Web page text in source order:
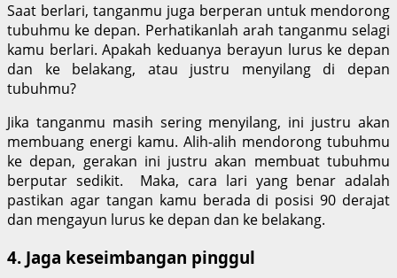
Saat berlari, tanganmu juga berperan untuk mendorong
tubuhmu ke depan. Perhatikanlah arah tanganmu selagi
kamu berlari. Apakah keduanya berayun lurus ke depan
dan ke belakang, atau justru menyilang di depan
tubuhmu?
Jika tanganmu masih sering menyilang, ini justru akan
membuang energi kamu. Alih-alih mendorong tubuhmu
ke depan, gerakan ini justru akan membuat tubuhmu
berputar sedikit. Maka, cara lari yang benar adalah
pastikan agar tangan kamu berada di posisi 90 derajat
dan mengayun lurus ke depan dan ke belakang.
4. Jaga keseimbangan pinggul